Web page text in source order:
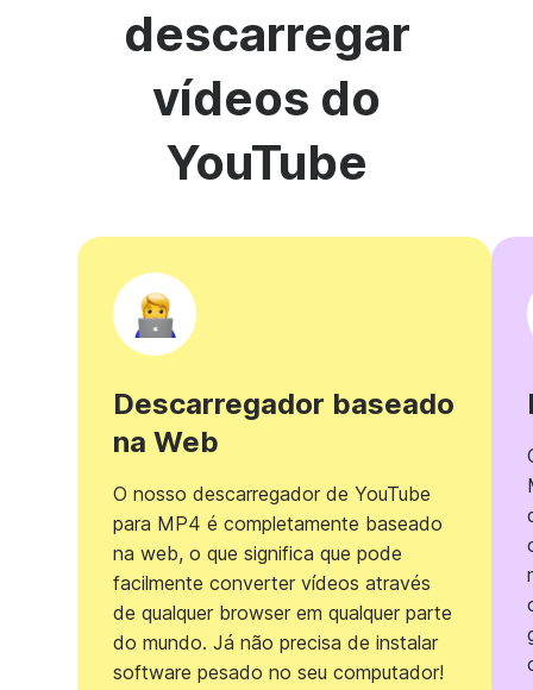
descarregar
vídeos do
YouTube
Descarregador baseado
na Web
O nosso descarregador de YouTube
para MP4 é completamente baseado
na web, o que significa que pode
facilmente converter vídeos através
de qualquer browser em qualquer parte
do mundo. Já não precisa de instalar
software pesado no seu computador!